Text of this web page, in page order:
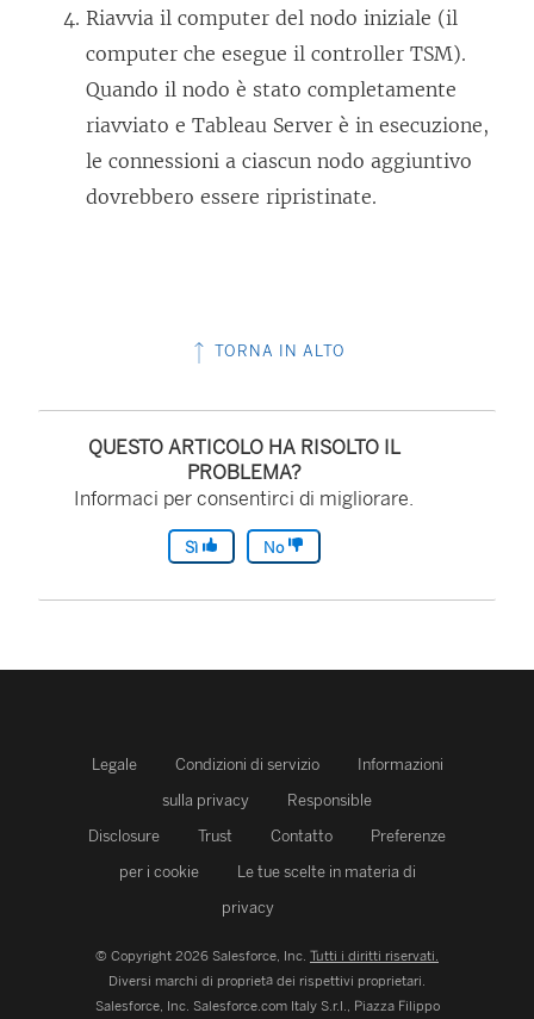
Riavvia il computer del nodo iniziale (il
computer che esegue il controller TSM).
Quando il nodo è stato completamente
riavviato e Tableau Server è in esecuzione,
le connessioni a ciascun nodo aggiuntivo
dovrebbero essere ripristinate.
TORNA IN ALTO
QUESTO ARTICOLO HA RISOLTO IL
PROBLEMA?
Informaci per consentirci di migliorare.
Sì No
Legale Condizioni di servizio
Informazioni
sulla privacy
Responsible
Disclosure
Trust Contatto
Preferenze
per i cookie
Le tue scelte in materia di
privacy
© Copyright 2026 Salesforce, Inc. Tutti i diritti riservati.
Diversi marchi di proprietà dei rispettivi proprietari.
Salesforce, Inc. Salesforce.com Italy S.r.l., Piazza Filippo